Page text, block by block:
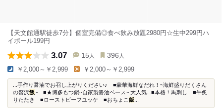
【天文館通駅徒歩7分】個室完備◎食べ飲み放題2980円☆生中299円ハ
イボール199円
3.07 15 人 396 人
￥2,000～￥2,999 ￥2,000～￥2,999
...手作り醤油でお召し上がりください♪ ■豪華海鮮なだれ！~海鮮盛りだくさん
の贅沢飯~ ■★博多もつ鍋~自家製醤油ベース~ 大人気...■本格！馬刺し ■牛炙
りたたき ■ローストビーフユッケ ■おちょこ 飯